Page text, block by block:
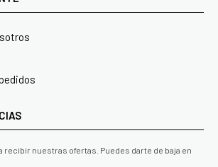
recibir nuestras ofertas. Puedes darte de baja en